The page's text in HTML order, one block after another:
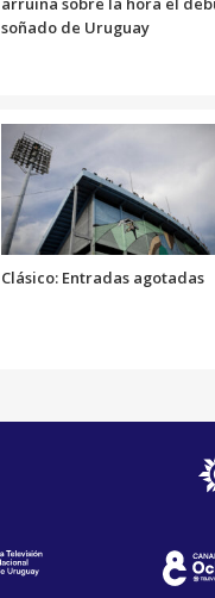
soñado de Uruguay
Clásico: Entradas agotadas